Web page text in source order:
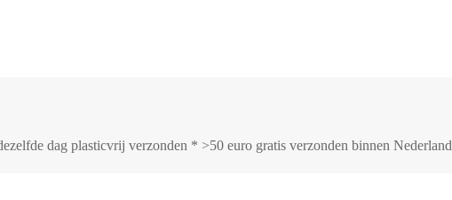
dag plasticvrij verzonden * >50 euro gratis verzonden binnen Nederland